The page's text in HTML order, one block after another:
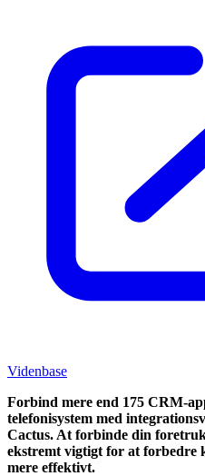
Videnbase
Forbind mere end 175 CRM-
telefonisystem med
Cactus. At forbinde din
ekstremt vigtigt for at forbedre
mere effektivt.